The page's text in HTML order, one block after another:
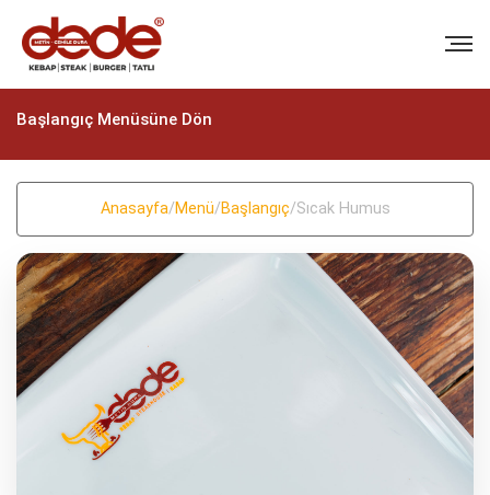
BIZI ARAYIN
+90 (322) 235 57 58
+90 (322) 235 57 58
info@dedekebap.com.tr
Başlangıç Menüsüne Dön
Anasayfa/Menü/Başlangıç/Sıcak Humus